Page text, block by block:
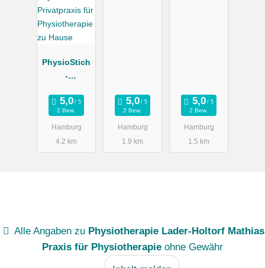
PhysioStich
-
für
Physiothera
pie zu Hause
2 Bew.
Hamburg
4.2 km
2 Bew.
Hamburg
1.9 km
2 Bew.
Hamburg
1.5 km
Alle Angaben zu Physiotherapie Lader-Holtorf Mathias
Praxis für Physiotherapie ohne Gewähr